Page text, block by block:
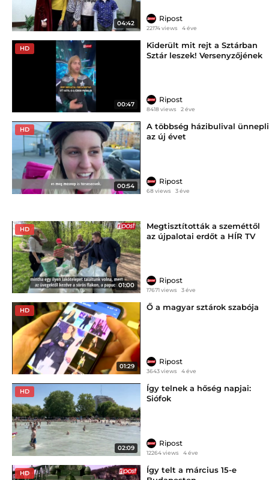
04:42
Ripost
22174 views 4 éve
HD
00:47
Kiderült mit rejt a Sztárban
Sztár leszek! Versenyzőjének
Ripost
8418 views 2 éve
HD
00:54
A többség házibulival ünnepli
az új évet
Ripost
68 views 3 éve
HD
01:00
Megtisztították a szeméttől
az újpalotai erdőt a HÍR TV
Ripost
17671 views 3 éve
HD
01:29
Ő a magyar sztárok szabója
Ripost
3643 views 4 éve
HD
02:09
Így telnek a hőség napjai:
Siófok
Ripost
12264 views 4 éve
HD
Így telt a március 15-e